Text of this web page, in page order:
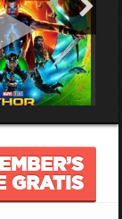
GRATIS